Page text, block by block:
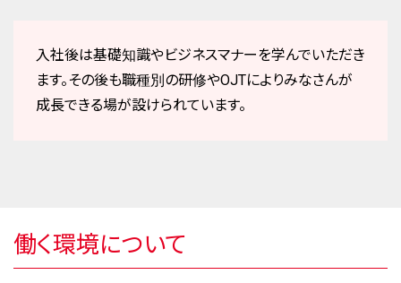
入社後は基礎知識やビジネスマナーを学んでいただき
ます。その後も職種別の研修やOJTによりみなさんが
成長できる場が設けられています。
働く環境について